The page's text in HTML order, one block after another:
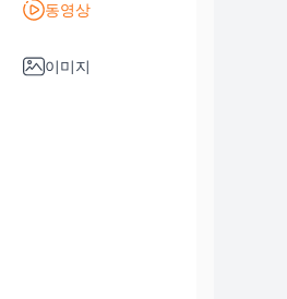
동영상
이미지